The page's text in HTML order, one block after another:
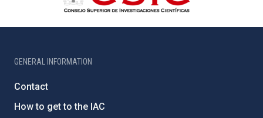
GENERAL INFORMATION
Contact
How to get to the IAC